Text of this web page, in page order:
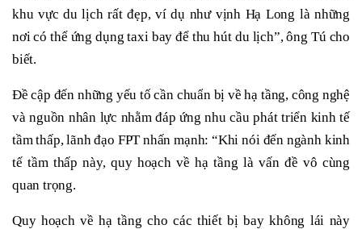
khu vực du lịch rất đẹp, ví dụ như vịnh Hạ Long là những
nơi có thể ứng dụng taxi bay để thu hút du lịch”, ông Tú cho
biết.
Đề cập đến những yếu tố cần chuẩn bị về hạ tầng, công nghệ
và nguồn nhân lực nhằm đáp ứng nhu cầu phát triển kinh tế
tầm thấp, lãnh đạo FPT nhấn mạnh: “Khi nói đến ngành kinh
tế tầm thấp này, quy hoạch về hạ tầng là vấn đề vô cùng
quan trọng.
Quy hoạch về hạ tầng cho các thiết bị bay không lái này